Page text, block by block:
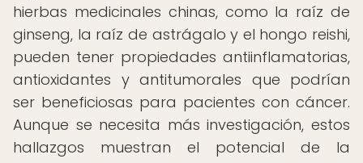
hierbas medicinales chinas, como la raíz de
ginseng, la raíz de astrágalo y el hongo reishi,
pueden tener propiedades antiinflamatorias,
antioxidantes y antitumorales que podrían
ser beneficiosas para pacientes con cáncer.
Aunque se necesita más investigación, estos
hallazgos muestran el potencial de la